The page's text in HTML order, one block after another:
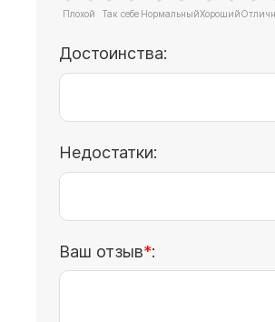
Достоинства:
Недостатки:
Ваш отзыв :